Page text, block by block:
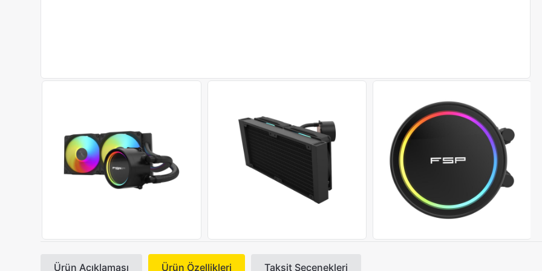
Ürün Açıklaması Ürün Özellikleri Taksit Seçenekleri